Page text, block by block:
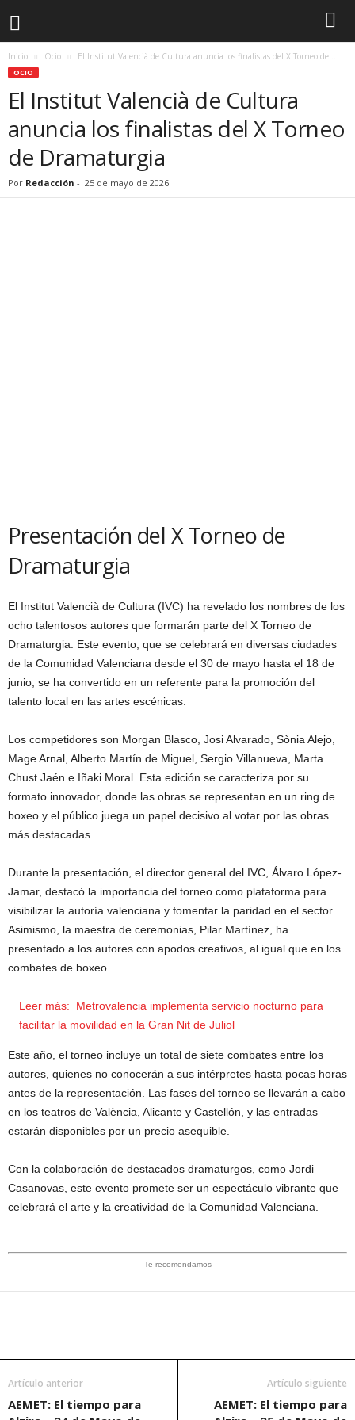
Inicio Ocio El Institut Valencià de Cultura anuncia los finalistas del X Torneo de...
OCIO
El Institut Valencià de Cultura
anuncia los finalistas del X Torneo
de Dramaturgia
Por Redacción - 25 de mayo de 2026
Presentación del X Torneo de
Dramaturgia
El Institut Valencià de Cultura (IVC) ha revelado los nombres de los
ocho talentosos autores que formarán parte del X Torneo de
Dramaturgia. Este evento, que se celebrará en diversas ciudades
de la Comunidad Valenciana desde el 30 de mayo hasta el 18 de
junio, se ha convertido en un referente para la promoción del
talento local en las artes escénicas.
Los competidores son Morgan Blasco, Josi Alvarado, Sònia Alejo,
Mage Arnal, Alberto Martín de Miguel, Sergio Villanueva, Marta
Chust Jaén e Iñaki Moral. Esta edición se caracteriza por su
formato innovador, donde las obras se representan en un ring de
boxeo y el público juega un papel decisivo al votar por las obras
más destacadas.
Durante la presentación, el director general del IVC, Álvaro López-
Jamar, destacó la importancia del torneo como plataforma para
visibilizar la autoría valenciana y fomentar la paridad en el sector.
Asimismo, la maestra de ceremonias, Pilar Martínez, ha
presentado a los autores con apodos creativos, al igual que en los
combates de boxeo.
Leer más:
Metrovalencia implementa servicio nocturno para
facilitar la movilidad en la Gran Nit de Juliol
Este año, el torneo incluye un total de siete combates entre los
autores, quienes no conocerán a sus intérpretes hasta pocas horas
antes de la representación. Las fases del torneo se llevarán a cabo
en los teatros de València, Alicante y Castellón, y las entradas
estarán disponibles por un precio asequible.
Con la colaboración de destacados dramaturgos, como Jordi
Casanovas, este evento promete ser un espectáculo vibrante que
celebrará el arte y la creatividad de la Comunidad Valenciana.
- Te recomendamos -
Artículo anterior
AEMET: El tiempo para
Artículo siguiente
AEMET: El tiempo para